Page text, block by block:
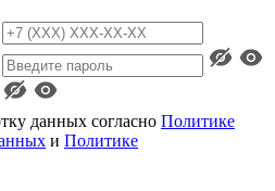
данных согласно Политике
и Политике